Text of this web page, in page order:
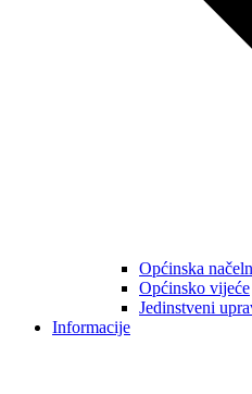
Općinska
Općinsko vijeće
Jedinstveni
Informacije